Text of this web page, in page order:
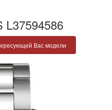
L37594586
Вас модели